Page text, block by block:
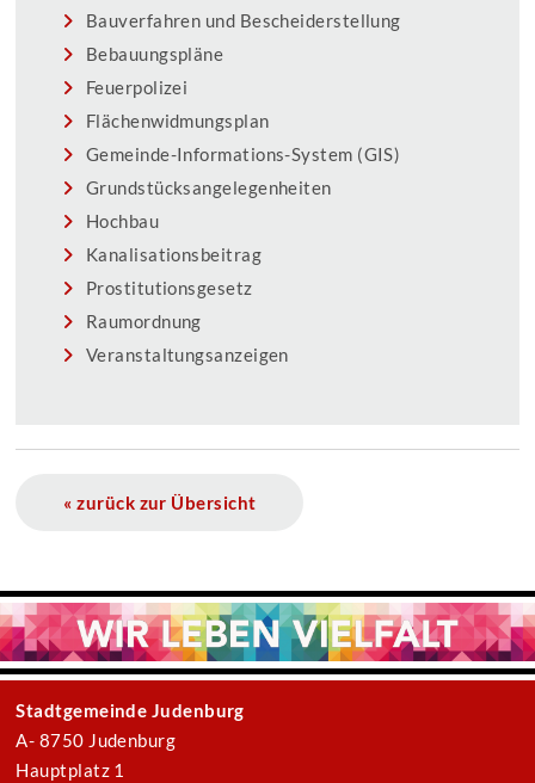
Bauverfahren und Bescheiderstellung
Bebauungspläne
Feuerpolizei
Flächenwidmungsplan
Gemeinde-Informations-System (GIS)
Grundstücksangelegenheiten
Hochbau
Kanalisationsbeitrag
Prostitutionsgesetz
Raumordnung
Veranstaltungsanzeigen
« zurück zur Übersicht
Stadtgemeinde Judenburg
A- 8750 Judenburg
Hauptplatz 1